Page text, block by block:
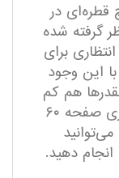
قطره‌ای در
گرفته شده
برای
این وجود
نمایش به بدنه ۸۴٪ آنقدرها هم کم
نیست که جلب توجه کند. نرخ نوسازی صفحه ۶۰
دهید.